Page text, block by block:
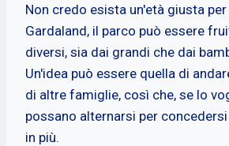
Non credo esista un'età giusta per
Gardaland, il parco può essere
diversi, sia dai grandi che dai
Un'idea può essere quella di
di altre famiglie, così che, se lo
possano alternarsi per
in più.